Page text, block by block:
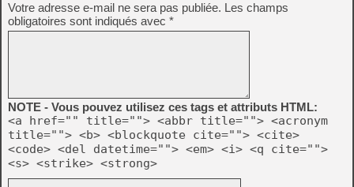
Votre adresse e-mail ne sera pas publiée. Les champs
obligatoires sont indiqués avec *
NOTE - Vous pouvez utilisez ces tags et attributs HTML:
<a href="" title=""> <abbr title=""> <acronym
title=""> <b> <blockquote cite=""> <cite>
<code> <del datetime=""> <em> <i> <q cite="">
<s> <strike> <strong>